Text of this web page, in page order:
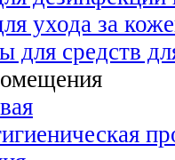
ухода за
для средств